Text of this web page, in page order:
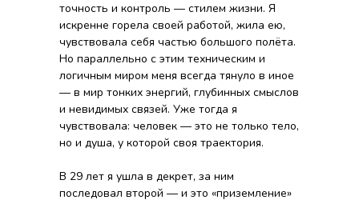
точность и контроль — стилем жизни. Я
искренне горела своей работой, жила ею,
чувствовала себя частью большого полёта.
Но параллельно с этим техническим и
логичным миром меня всегда тянуло в иное
— в мир тонких энергий, глубинных смыслов
и невидимых связей. Уже тогда я
чувствовала: человек — это не только тело,
но и душа, у которой своя траектория.
В 29 лет я ушла в декрет, за ним
последовал второй — и это «приземление»